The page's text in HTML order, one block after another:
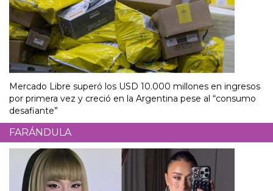
Mercado Libre superó los USD 10.000 millones en ingresos
por primera vez y creció en la Argentina pese al “consumo
desafiante”
FARÁNDULA